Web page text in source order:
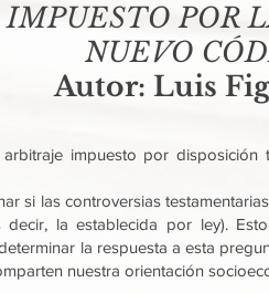
POR
NUEVO
Autor: Luis
arbitraje impuesto por
si las controversias
decir, la establecida por ley).
la respuesta a esta
nuestra orientación